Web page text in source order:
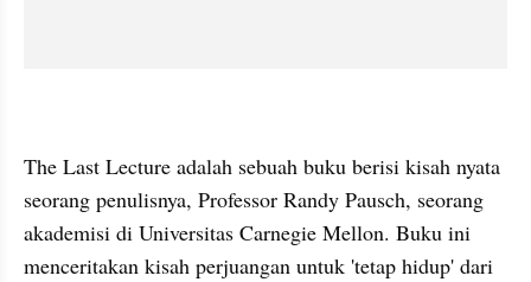
The Last Lecture adalah sebuah buku berisi kisah nyata
seorang penulisnya, Professor Randy Pausch, seorang
akademisi di Universitas Carnegie Mellon. Buku ini
menceritakan kisah perjuangan untuk 'tetap hidup' dari